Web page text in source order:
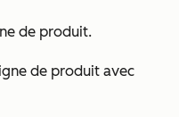
de produit.
de produit avec